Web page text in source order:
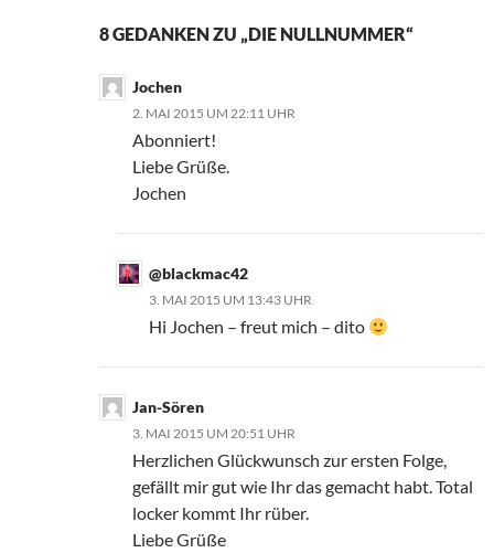
8 GEDANKEN ZU „DIE NULLNUMMER“
Jochen
2. MAI 2015 UM 22:11 UHR
Abonniert!
Liebe Grüße.
Jochen
@blackmac42
3. MAI 2015 UM 13:43 UHR
Hi Jochen – freut mich – dito
Jan-Sören
3. MAI 2015 UM 20:51 UHR
Herzlichen Glückwunsch zur ersten Folge,
gefällt mir gut wie Ihr das gemacht habt. Total
locker kommt Ihr rüber.
Liebe Grüße